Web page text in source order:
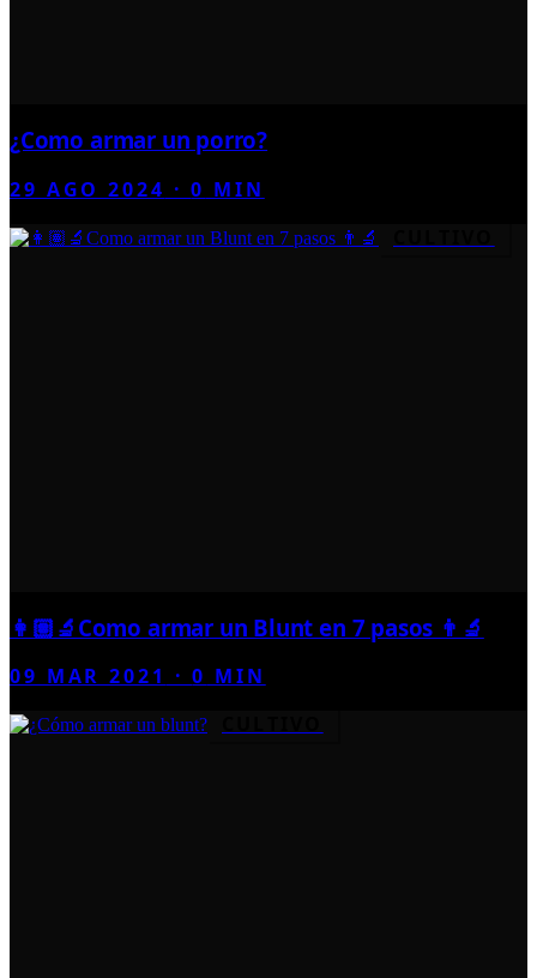
¿Como armar un porro?
29 AGO 2024 ·0 MIN
👩🏽‍🔬Como armar un Blunt en 7 pasos 👨‍🔬
09 MAR 2021 ·0 MIN